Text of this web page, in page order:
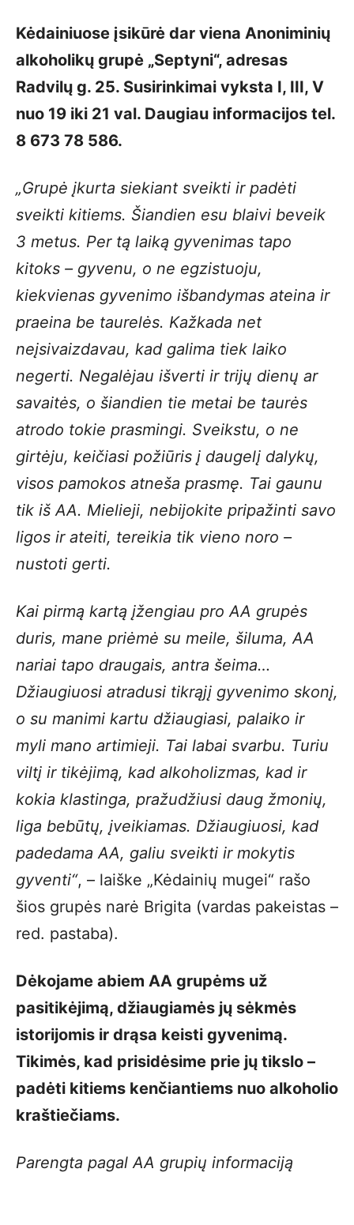
Kėdainiuose įsikūrė dar viena Anoniminių
alkoholikų grupė „Septyni“, adresas
Radvilų g. 25. Susirinkimai vyksta I, III, V
nuo 19 iki 21 val. Daugiau informacijos tel.
8 673 78 586.
„Grupė įkurta siekiant sveikti ir padėti
sveikti kitiems. Šiandien esu blaivi beveik
3 metus. Per tą laiką gyvenimas tapo
kitoks – gyvenu, o ne egzistuoju,
kiekvienas gyvenimo išbandymas ateina ir
praeina be taurelės. Kažkada net
neįsivaizdavau, kad galima tiek laiko
negerti. Negalėjau išverti ir trijų dienų ar
savaitės, o šiandien tie metai be taurės
atrodo tokie prasmingi. Sveikstu, o ne
girtėju, keičiasi požiūris į daugelį dalykų,
visos pamokos atneša prasmę. Tai gaunu
tik iš AA. Mielieji, nebijokite pripažinti savo
ligos ir ateiti, tereikia tik vieno noro –
nustoti gerti.
Kai pirmą kartą įžengiau pro AA grupės
duris, mane priėmė su meile, šiluma, AA
nariai tapo draugais, antra šeima…
Džiaugiuosi atradusi tikrąjį gyvenimo skonį,
o su manimi kartu džiaugiasi, palaiko ir
myli mano artimieji. Tai labai svarbu. Turiu
viltį ir tikėjimą, kad alkoholizmas, kad ir
kokia klastinga, pražudžiusi daug žmonių,
liga bebūtų, įveikiamas. Džiaugiuosi, kad
padedama AA, galiu sveikti ir mokytis
gyventi“, – laiške „Kėdainių mugei“ rašo
šios grupės narė Brigita (vardas pakeistas –
red. pastaba).
Dėkojame abiem AA grupėms už
pasitikėjimą, džiaugiamės jų sėkmės
istorijomis ir drąsa keisti gyvenimą.
Tikimės, kad prisidėsime prie jų tikslo –
padėti kitiems kenčiantiems nuo alkoholio
kraštiečiams.
Parengta pagal AA grupių informaciją